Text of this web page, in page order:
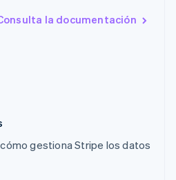
la documentación
gestiona Stripe los datos